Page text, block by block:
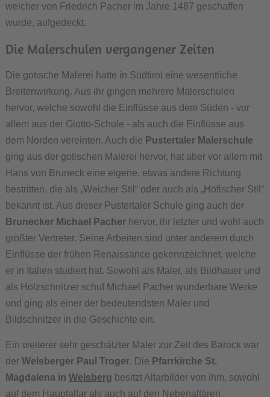
welcher von Friedrich Pacher im Jahre 1487 geschaffen
wurde, aufgedeckt.
Die Malerschulen vergangener Zeiten
Die gotische Malerei hatte in Südtirol eine wesentliche
Breitenwirkung. Aus ihr gingen mehrere Malerschulen
hervor, welche sowohl die Einflüsse aus dem Süden - vor
allem aus der Giotto-Schule - als auch die Einflüsse aus
dem Norden vereinten. Auch die Pustertaler Malerschule
ging aus der gotischen Malerei hervor, hat aber vor allem mit
Hans von Bruneck eine eigene, etwas andere Richtung
bestritten, die als „Weicher Stil“ oder auch als „Höfischer Stil“
bekannt ist. Aus dieser Pustertaler Schule ging auch der
Brunecker Michael Pacherhervor, ihr letzter und wohl auch
größter Vertreter. Seine Arbeiten sind unter anderem durch
Einflüsse der frühen Renaissance gekennzeichnet, welche
er in Italien studiert hat. Sowohl als Maler, als Bildhauer und
als Holzschnitzer schuf Michael Pacher wunderbare Werke
und ging als einer der bedeutendsten Maler und
Bildschnitzer in die Geschichte ein.
Ein weiterer sehr geschätzter Maler zur Zeit des Barock war
der Welsberger Paul Troger. Die Pfarrkirche St.
Magdalena in Welsberg besitzt Altarbilder von ihm, sowohl
auf dem Hauptaltar als auch auf den Nebenaltären.